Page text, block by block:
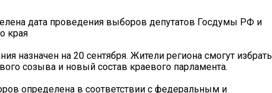
дата проведения выборов депутатов Госдумы РФ и
края
назначен на 20 сентября. Жители региона смогут избрать
созыва и новый состав краевого парламента.
определена в соответствии с федеральным и